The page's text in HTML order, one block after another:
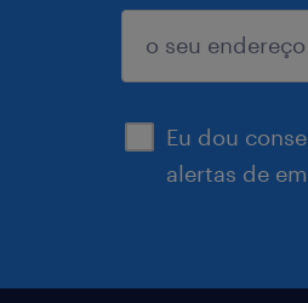
Eu dou
alertas de
enviar